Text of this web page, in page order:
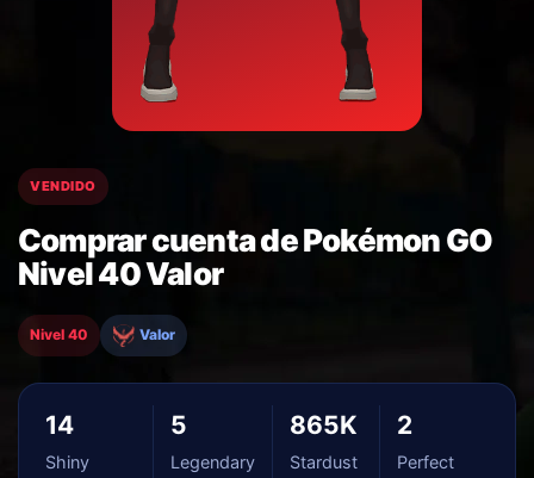
VENDIDO
Comprar cuenta de Pokémon GO
Nivel 40 Valor
Nivel 40 Valor
14
Shiny
5
Legendary
865K
Stardust
2
Perfect